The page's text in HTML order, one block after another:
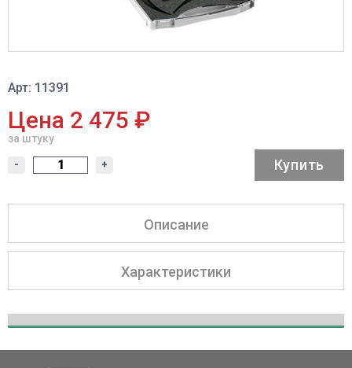
Арт: 11391
Цена 2 475 ₽
за штуку
- + Купить
Описание
Характеристики